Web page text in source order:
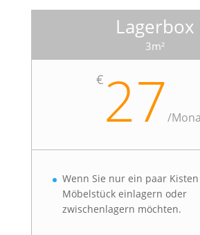
Lagerbox
3m²
€ 27/
Wenn Sie nur ein paar
Möbelstück einlagern oder
zwischenlagern möchten.